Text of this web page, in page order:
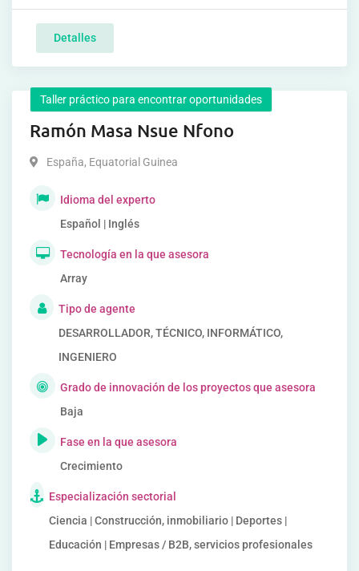
Detalles
Taller práctico para encontrar oportunidades
Ramón Masa Nsue Nfono
España, Equatorial Guinea
Idioma del experto
Español | Inglés
Tecnología en la que asesora
Array
Tipo de agente
DESARROLLADOR, TÉCNICO, INFORMÁTICO,
INGENIERO
Grado de innovación de los proyectos que asesora
Baja
Fase en la que asesora
Crecimiento
Especialización sectorial
Ciencia | Construcción, inmobiliario | Deportes |
Educación | Empresas / B2B, servicios profesionales